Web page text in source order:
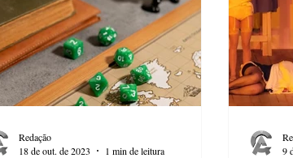
Redação
18 de out. de 2023
1 min de leitura
9